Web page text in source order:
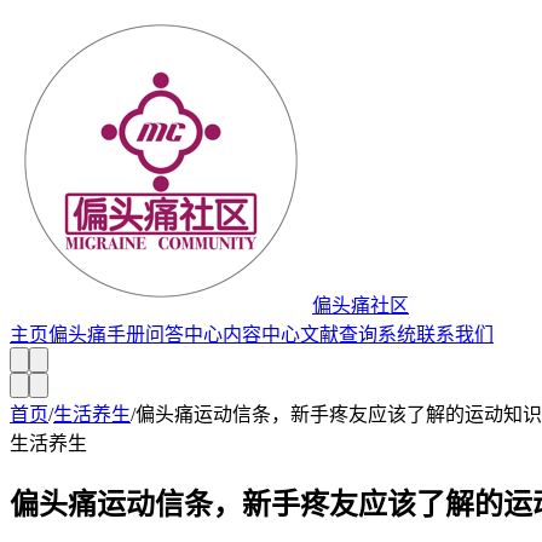
偏头痛社区
主页偏头痛手册问答中心内容中心文献查询系统联系我们
首页/生活养生/偏头痛运动信条，新手疼友应该了解的运动知识
生活养生
偏头痛运动信条，新手疼友应该了解的运